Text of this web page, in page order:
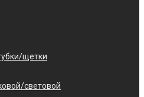
щетки
световой